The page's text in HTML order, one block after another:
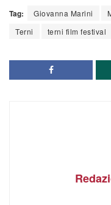
Tag: Giovanna Marini
Terni
terni film festival